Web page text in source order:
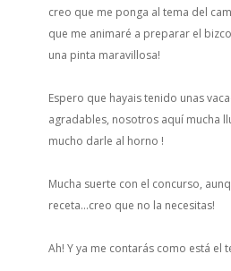
creo que me ponga al tema del
que me animaré a preparar el
una pinta maravillosa!
Espero que hayais tenido unas
agradables, nosotros aquí mucha
mucho darle al horno !
Mucha suerte con el concurso,
receta...creo que no la necesitas!
Ah! Y ya me contarás como está el